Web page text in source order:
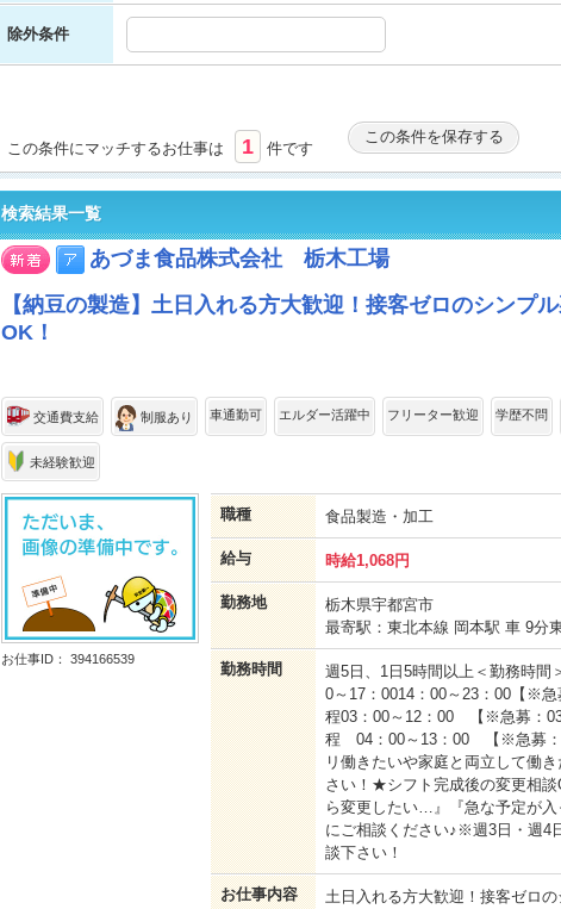
除外条件
この条件にマッチするお仕事は 1 件です
この条件を保存する
検索結果一覧
あづま食品株式会社 栃木工場
【納豆の製造】土日入れる方大歓迎！接客ゼロのシンプ
OK！
交通費支給 制服あり 車通勤可 エルダー活躍中 フリーター歓迎 学歴不問
未経験歓迎
お仕事ID： 394166539
職種 食品製造・加工
給与 時給1,068円
勤務地
栃木県宇都宮市
最寄駅：東北本線 岡本駅 車 9分
勤務時間
週5日、1日5時間以上＜勤務時
0～17：0014：00～23：00【※
程03：00～12：00 【※急募：
程 04：00～13：00 【※急募：
リ働きたいや家庭と両立して働
さい！★シフト完成後の変更相
ら変更したい…』『急な予定が
にご相談ください♪※週3日・週4
談下さい！
お仕事内容
土日入れる方大歓迎！接客ゼロ